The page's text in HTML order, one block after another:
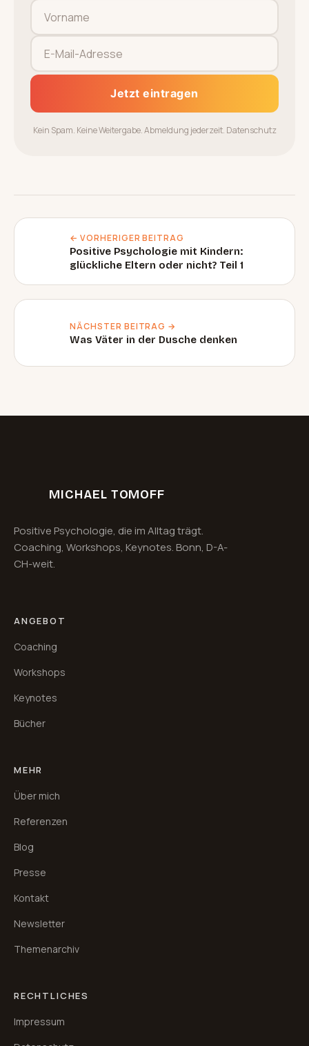
Jetzt eintragen
Kein Spam. Keine Weitergabe. Abmeldung jederzeit. Datenschutz
← VORHERIGER BEITRAG
Positive Psychologie mit Kindern:
glückliche Eltern oder nicht? Teil 1
NÄCHSTER BEITRAG →
Was Väter in der Dusche denken
MICHAEL TOMOFF
Positive Psychologie, die im Alltag trägt.
Coaching, Workshops, Keynotes. Bonn, D-A-
CH-weit.
ANGEBOT
Coaching
Workshops
Keynotes
Bücher
MEHR
Über mich
Referenzen
Blog
Presse
Kontakt
Newsletter
Themenarchiv
RECHTLICHES
Impressum